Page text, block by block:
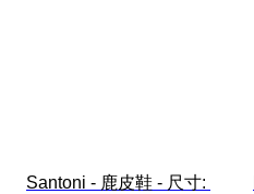
Santoni - 鹿皮鞋 - 尺寸: